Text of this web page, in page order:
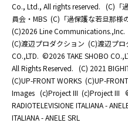
Co., Ltd., All rights reserved. (C)「
員会・MBS (C)「過保護な若旦那様
(C)2026 Line Communications.,Inc.
(C)渡辺プロダクション (C)渡辺プロ
CO.,LTD. ©2026 TAKE SHOBO
All Rights Reserved. (C) 2021
(C)UP-FRONT WORKS (C)UP-
Images (c)Project III (c)Project III
RADIOTELEVISIONE ITALIANA -
ITALIANA - ANELE SRL